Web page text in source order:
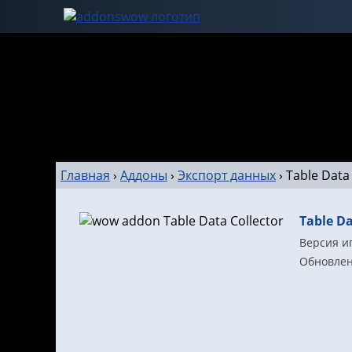
Главная › Аддоны › Экспорт данных› Table
Table
Версия